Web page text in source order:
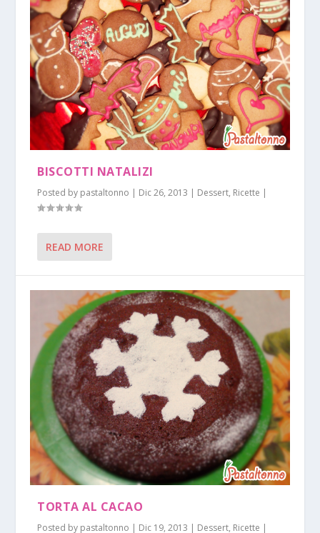
BISCOTTI NATALIZI
Posted by pastaltonno | Dic 26, 2013 | Dessert, Ricette |
READ MORE
TORTA AL CACAO
Posted by pastaltonno | Dic 19, 2013 | Dessert, Ricette |